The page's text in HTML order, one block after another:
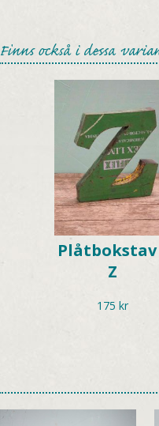
Finns också i dessa
Plåtbokstav
Z
175 kr